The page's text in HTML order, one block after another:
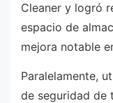
Cleaner y logró
espacio de
mejora notable
Paralelamente,
de seguridad de